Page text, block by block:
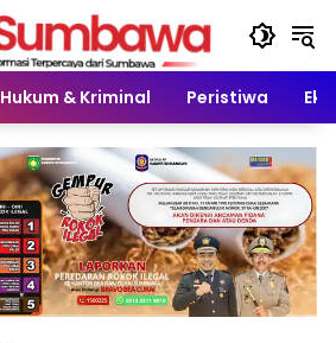
Hukum & Kriminal Peristiwa